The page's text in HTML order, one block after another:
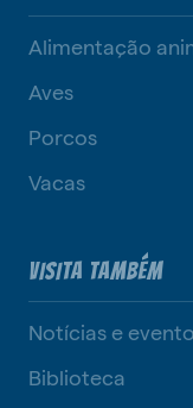
Alimentação
Aves
Porcos
Vacas
VISITA TAMBÉM
Notícias e
Biblioteca